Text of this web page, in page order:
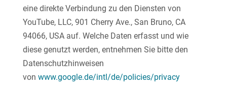
eine direkte Verbindung zu den Diensten von
YouTube, LLC, 901 Cherry Ave., San Bruno, CA
94066, USA auf. Welche Daten erfasst und wie
diese genutzt werden, entnehmen Sie bitte den
Datenschutzhinweisen
von www.google.de/intl/de/policies/privacy